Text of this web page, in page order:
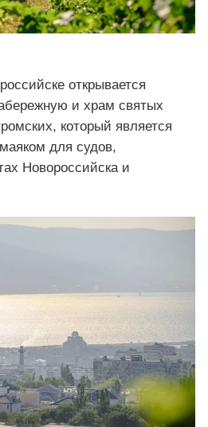
открывается
и храм святых
который является
для судов,
Новороссийска и